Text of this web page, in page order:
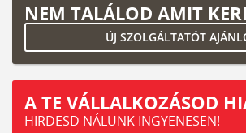
NEM TALÁLOD AMIT
ÚJ SZOLGÁLTATÓT
A TE VÁLLALKOZÁSOD
HIRDESD NÁLUNK INGYENESEN!